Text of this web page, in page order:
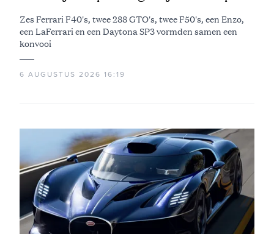
Zes Ferrari F40's, twee 288 GTO's, twee F50's, een Enzo,
een LaFerrari en een Daytona SP3 vormden samen een
konvooi
6 AUGUSTUS 2026 16:19